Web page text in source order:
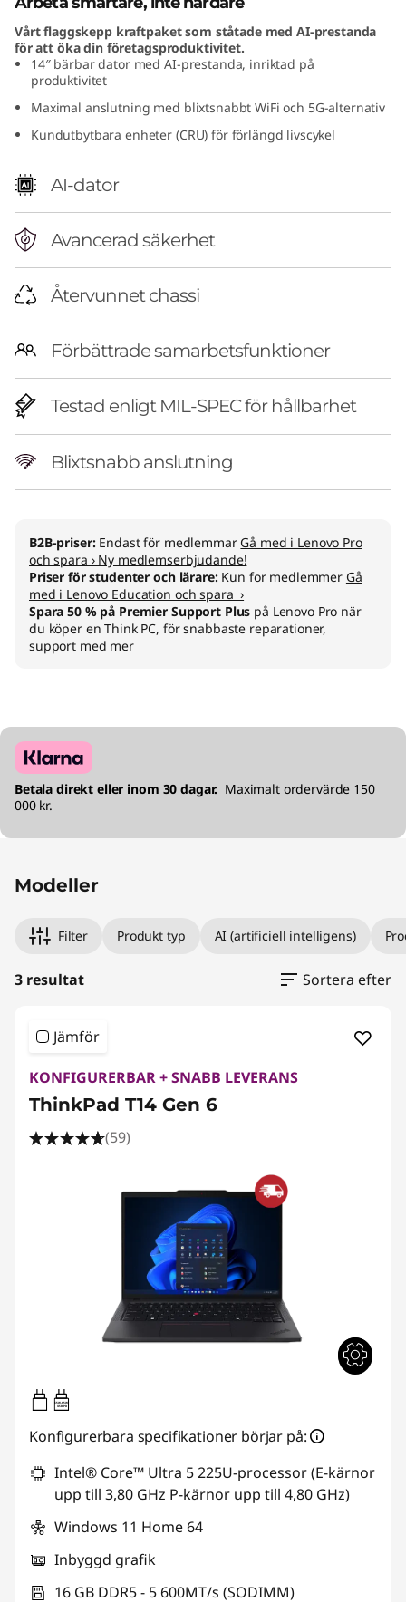
e
Vårt flaggskepp kraftpaket som ståtade med AI-prestanda
för att öka din företagsproduktivitet.
14″ bärbar dator med AI-prestanda, inriktad på
produktivitet
Maximal anslutning med blixtsnabbt WiFi och 5G-alternativ
Kundutbytbara enheter (CRU) för förlängd livscykel
AI-dator
Avancerad säkerhet
Återvunnet chassi
Förbättrade samarbetsfunktioner
Testad enligt MIL-SPEC för hållbarhet
Blixtsnabb anslutning
B2B-priser: Endast för medlemmar Gå med i Lenovo Pro
och spara › Ny medlemserbjudande!
Priser för studenter och lärare: Kun for medlemmer Gå
med i Lenovo Education och spara ›
Spara 50 % på Premier Support Plus på Lenovo Pro när
du köper en Think PC, för snabbaste reparationer,
support med mer
Betala direkt eller inom 30 dagar. Maximalt ordervärde 150
000 kr.
Modeller
Filter Produkt typ AI (artificiell intelligens)
3 resultat Sortera efter
Jämför
KONFIGURERBAR + SNABB LEVERANS
ThinkPad T14 Gen 6
(59)
65W-65W
USB PD
Konfigurerbara specifikationer börjar på:
Intel® Core™ Ultra 5 225U-processor (E-kärnor
upp till 3,80 GHz P-kärnor upp till 4,80 GHz)
Windows 11 Home 64
Inbyggd grafik
16 GB DDR5 - 5 600MT/s (SODIMM)